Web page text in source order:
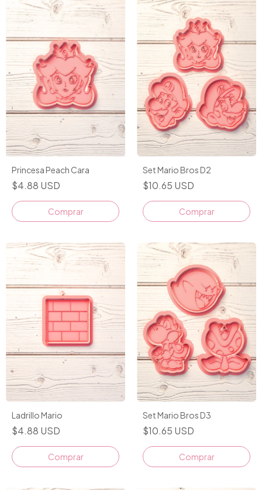
Princesa Peach Cara
$4.88 USD
Comprar
Set Mario Bros D2
$10.65 USD
Ladrillo Mario
$4.88 USD
Comprar
Set Mario Bros D3
$10.65 USD